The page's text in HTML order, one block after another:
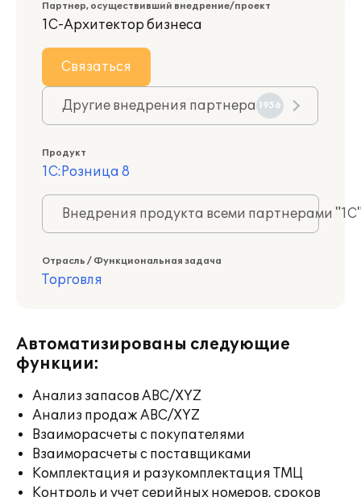
Партнер, осуществивший внедрение/проект
1С-Архитектор бизнеса
Связаться
Другие внедрения партнера 1956
Продукт
1С:Розница 8
Внедрения продукта всеми партнерами
Отрасль / Функциональная задача
Торговля
Автоматизированы следующие
функции:
Анализ запасов ABC/XYZ
Анализ продаж ABC/XYZ
Взаиморасчеты с покупателями
Взаиморасчеты с поставщиками
Комплектация и разукомплектация ТМЦ
Контроль и учет серийных номеров, сроков